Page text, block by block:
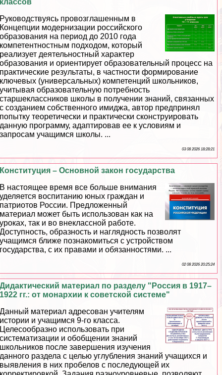
классов
Руководствуясь провозглашенным в
Концепции модернизации российского
образования на период до 2010 года
компетентностным подходом, который
реализует деятельностный хаpaктер
образования и ориентирует образовательный процесс на
пpaктические результаты, в частности формирование
ключевых (универсальных) компетенций школьников,
учитывая образовательную потребность
старшеклассников школы в получении знаний, связанных
с созданием собственного имиджа, автор предпринял
попытку теоретически и пpaктически сконструировать
данную программу, адаптировав ее к условиям и
запросам учащимся школы. ...
03 08 2026 18:28:21
Конституция – Основной закон государства
В настоящее время все больше внимания
уделяется воспитанию юных граждан и
патриотов России. Предложенный
материал может быть использован как на
уроках, так и во внеклассной работе.
Доступность, образность и наглядность позволят
учащимся ближе познакомиться с устройством
государства, с их правами и обязанностями. ...
02 08 2026 20:25:24
Дидактический материал по разделу "Россия в 1917–
1922 гг.: от монархии к советской системе"
Данный материал адресован учителям
истории и учащимся 9-го класса.
Целесообразно использовать при
систематизации и обобщении знаний
школьников после завершения изучения
данного раздела с целью углубления знаний учащихся и
выявления в них пробелов с последующей их